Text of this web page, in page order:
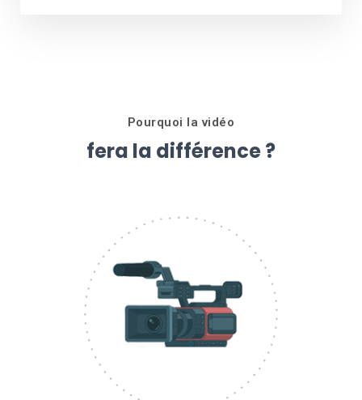
Pourquoi la vidéo
fera la différence ?